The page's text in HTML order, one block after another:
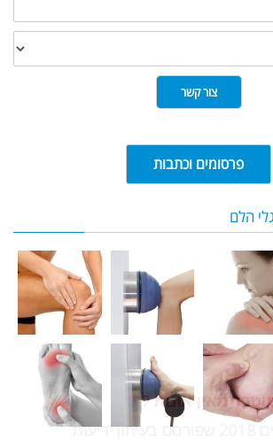
צור קשר
פרסומים וכתבות
הלם
מאין אונות ?
כנס אורולוגים 2018 שפורסם בעיתון ידיעות